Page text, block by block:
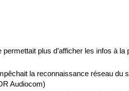
permettait plus d’afficher les infos à
la reconnaissance réseau du
Audiocom)